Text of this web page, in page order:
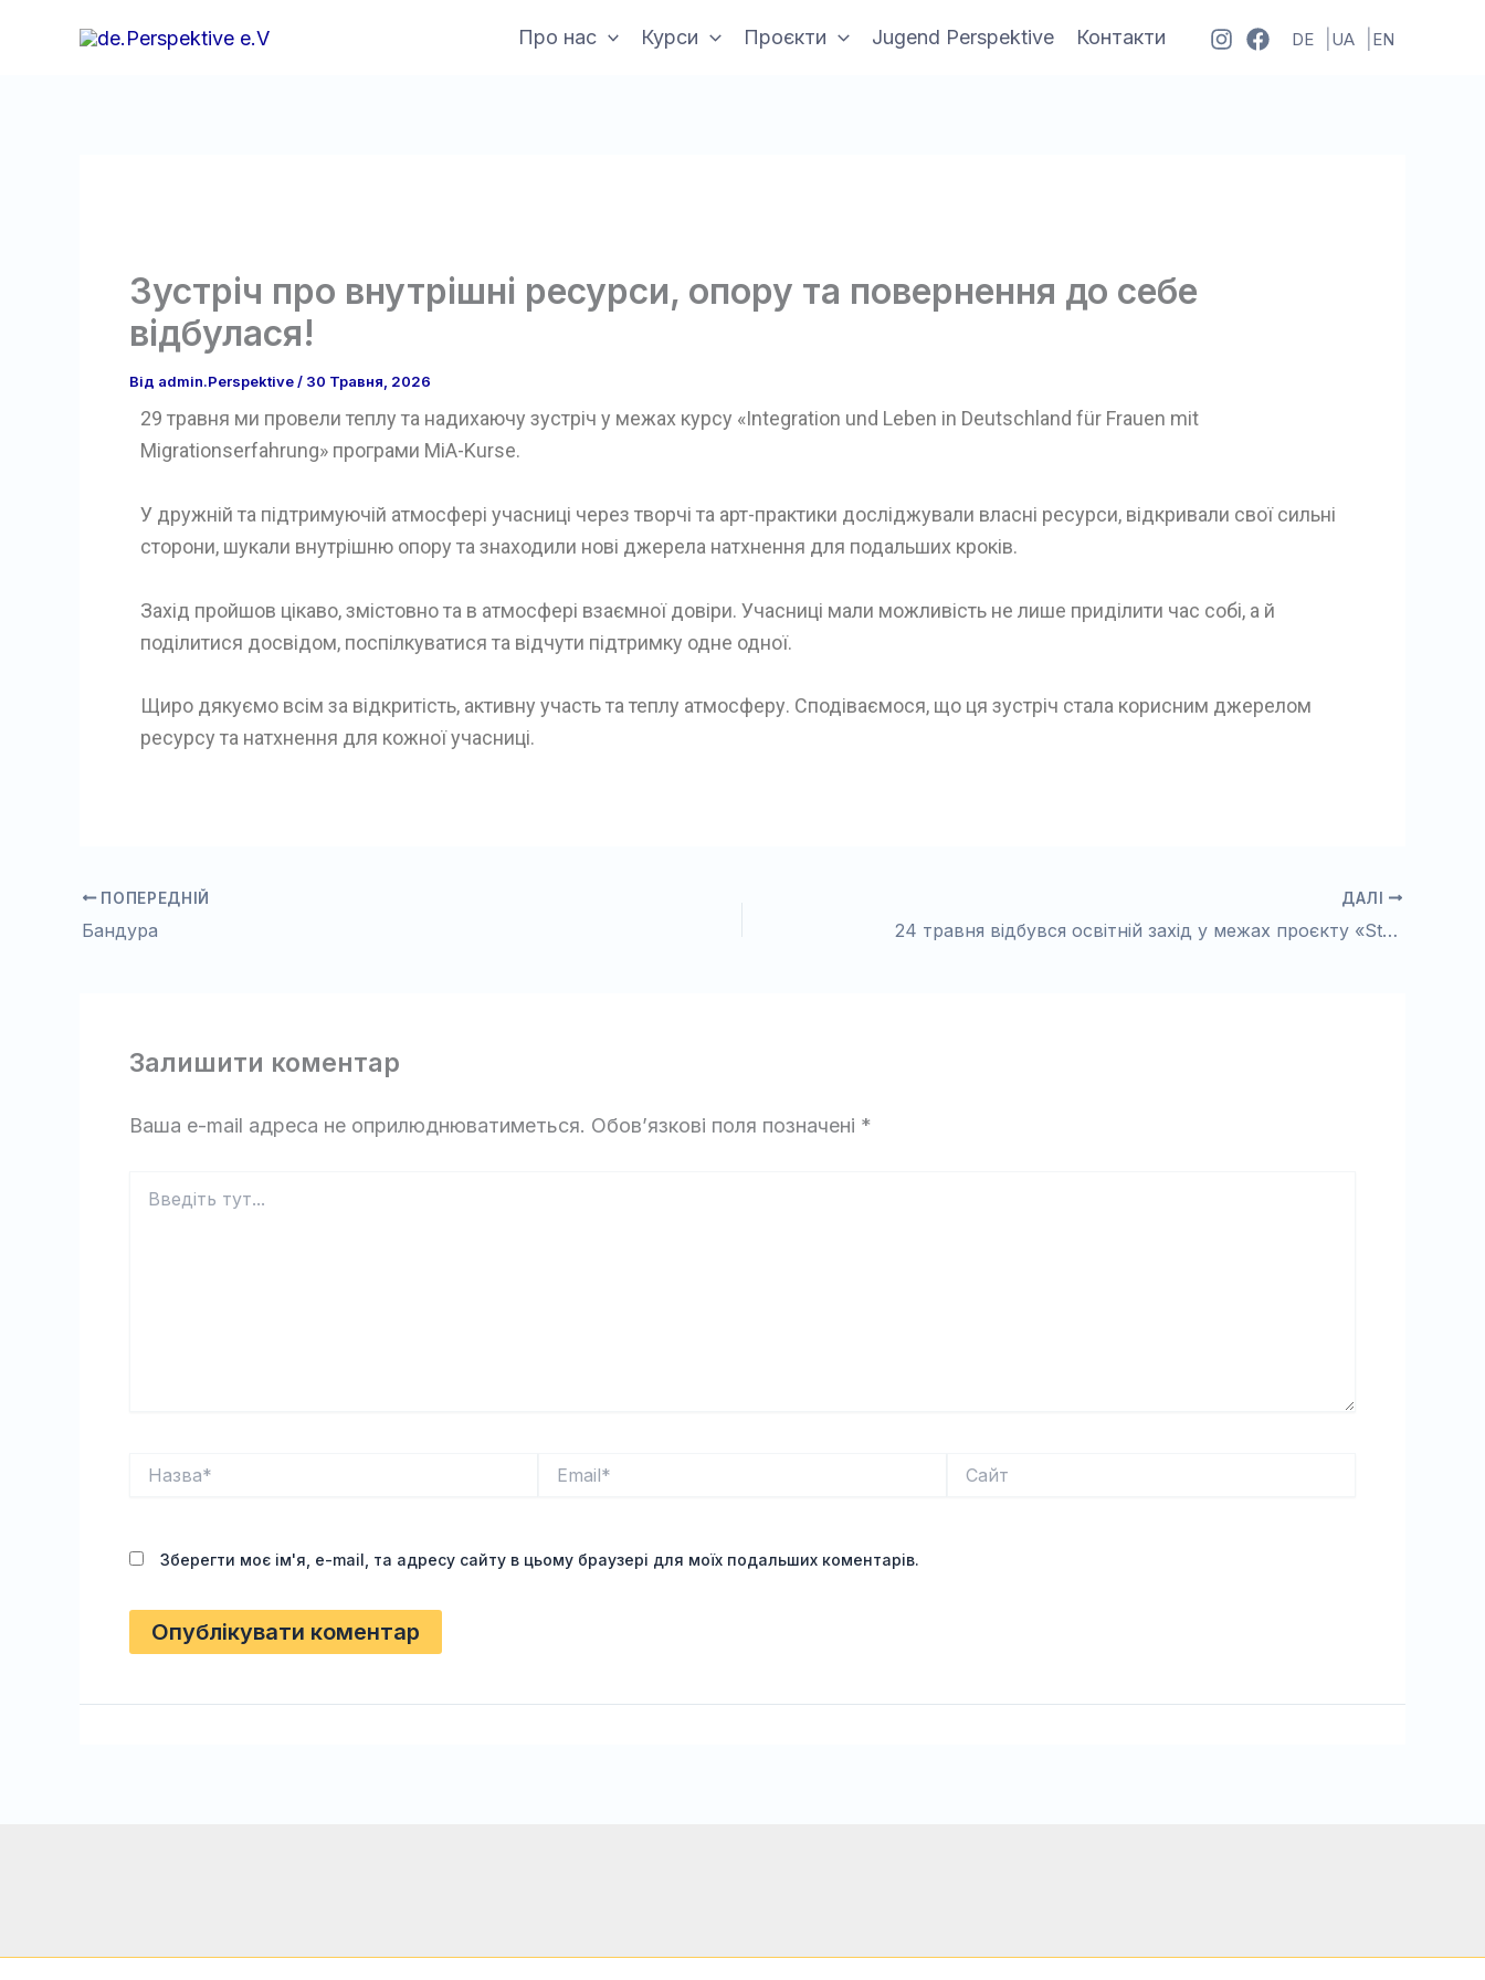
Про нас Курси Проєкти Jugend Perspektive Контакти DE UA EN
Зустріч про внутрішні ресурси, опору та повернення до себе
відбулася!
Від admin.Perspektive/ 30 Травня, 2026
29 травня ми провели теплу та надихаючу зустріч у межах курсу «Integration und Leben in Deutschland für Frauen mit
Migrationserfahrung» програми MiA-Kurse.
У дружній та підтримуючій атмосфері учасниці через творчі та арт-практики досліджували власні ресурси, відкривали свої сильні
сторони, шукали внутрішню опору та знаходили нові джерела натхнення для подальших кроків.
Захід пройшов цікаво, змістовно та в атмосфері взаємної довіри. Учасниці мали можливість не лише приділити час собі, а й
поділитися досвідом, поспілкуватися та відчути підтримку одне одної.
Щиро дякуємо всім за відкритість, активну участь та теплу атмосферу. Сподіваємося, що ця зустріч стала корисним джерелом
ресурсу та натхнення для кожної учасниці.
ПОПЕРЕДНІЙ
Бандура
ДАЛІ
24 травня відбувся освітній захід у межах проєкту «Starthilfe PLUS. Професіоналізація українських і PostOst організацій і ініціатив»
Залишити коментар
Ваша e-mail адреса не оприлюднюватиметься. Обов’язкові поля позначені *
тут...
Зберегти моє ім'я, e-mail, та адресу сайту в цьому браузері для моїх подальших коментарів.